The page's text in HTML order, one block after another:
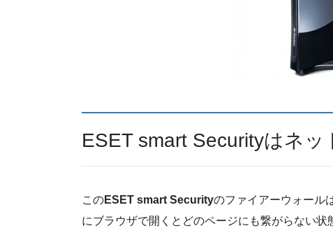
ESET smart Securityはネッ
このESET smart Securityのファイアーウォール
にブラウザで開くとどのページにも繋がらない状